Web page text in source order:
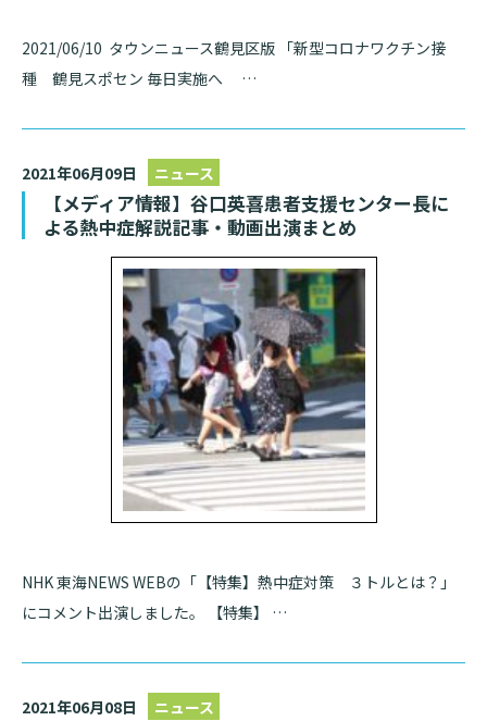
2021/06/10 タウンニュース鶴見区版 「新型コロナワクチン接
種 鶴見スポセン 毎日実施へ …
2021年06月09日 ニュース
【メディア情報】谷口英喜患者支援センター長に
よる熱中症解説記事・動画出演まとめ
NHK 東海NEWS WEBの「【特集】熱中症対策 ３トルとは？」
にコメント出演しました。 【特集】 …
2021年06月08日 ニュース